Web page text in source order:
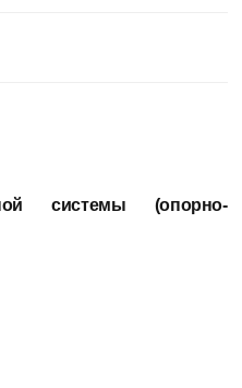
системы (опорно-